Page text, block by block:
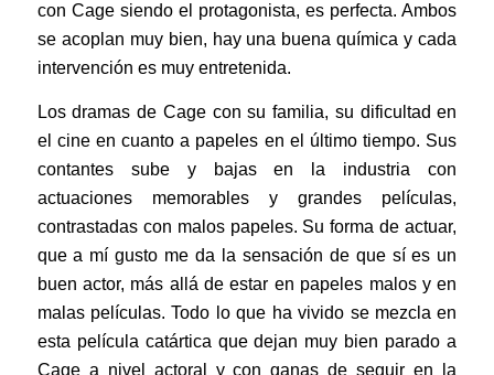
con Cage siendo el protagonista, es perfecta. Ambos
se acoplan muy bien, hay una buena química y cada
intervención es muy entretenida.
Los dramas de Cage con su familia, su dificultad en
el cine en cuanto a papeles en el último tiempo. Sus
contantes sube y bajas en la industria con
actuaciones memorables y grandes películas,
contrastadas con malos papeles. Su forma de actuar,
que a mí gusto me da la sensación de que sí es un
buen actor, más allá de estar en papeles malos y en
malas películas. Todo lo que ha vivido se mezcla en
esta película catártica que dejan muy bien parado a
Cage a nivel actoral y con ganas de seguir en la